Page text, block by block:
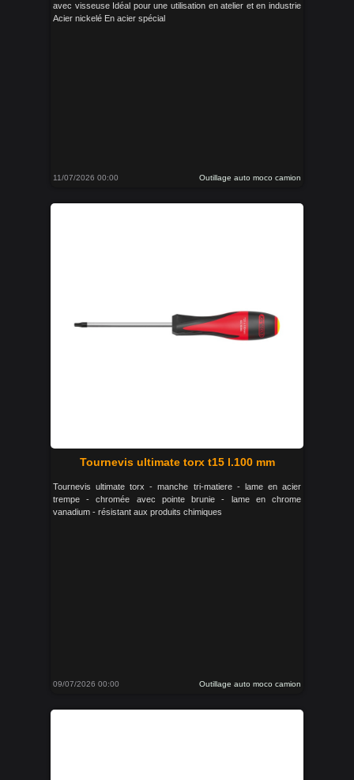
avec visseuse Idéal pour une utilisation en atelier et en industrie
Acier nickelé En acier spécial
11/07/2026 00:00 Outillage auto moco camion
Tournevis ultimate torx t15 l.100 mm
Tournevis ultimate torx - manche tri-matiere - lame en acier
trempe - chromée avec pointe brunie - lame en chrome
vanadium - résistant aux produits chimiques
09/07/2026 00:00 Outillage auto moco camion